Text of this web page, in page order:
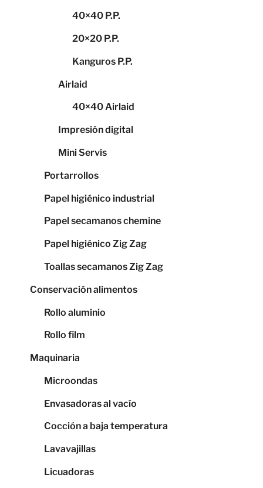
40×40 P.P.
20×20 P.P.
Kanguros P.P.
Airlaid
40×40 Airlaid
Impresión digital
Mini Servis
Portarrollos
Papel higiénico industrial
Papel secamanos chemine
Papel higiénico Zig Zag
Toallas secamanos Zig Zag
Conservación alimentos
Rollo aluminio
Rollo film
Maquinaria
Microondas
Envasadoras al vacío
Cocción a baja temperatura
Lavavajillas
Licuadoras